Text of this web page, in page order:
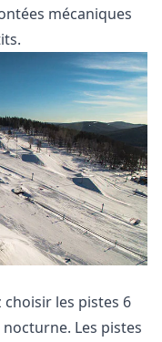
mécaniques
les pistes 6
Les pistes